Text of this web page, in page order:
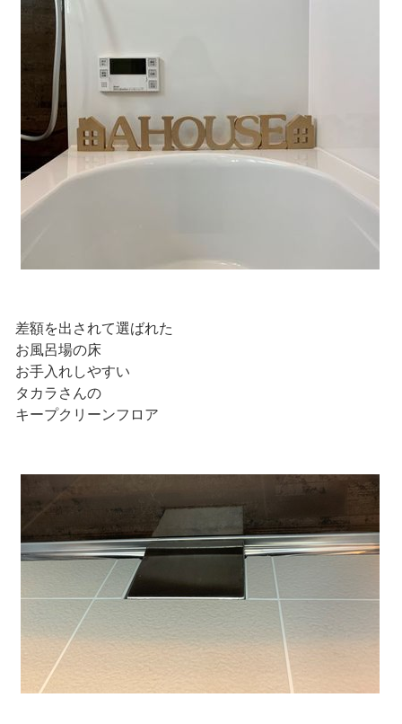
差額を出されて選ばれた
お風呂場の床
お手入れしやすい
タカラさんの
キープクリーンフロア